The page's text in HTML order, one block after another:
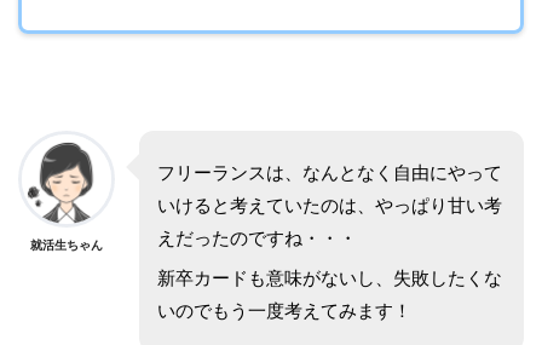
就活生ちゃん
フリーランスは、なんとなく自由にやって
いけると考えていたのは、やっぱり甘い考
えだったのですね・・・
新卒カードも意味がないし、失敗したくな
いのでもう一度考えてみます！